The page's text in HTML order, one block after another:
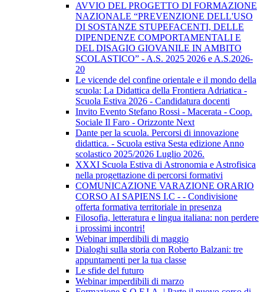
AVVIO DEL PROGETTO DI FORMAZIONE
NAZIONALE “PREVENZIONE DELL'USO
DI SOSTANZE STUPEFACENTI, DELLE
DIPENDENZE COMPORTAMENTALI E
DEL DISAGIO GIOVANILE IN AMBITO
SCOLASTICO” - A.S. 2025 2026 e A.S.2026-
20
Le vicende del confine orientale e il mondo della
scuola: La Didattica della Frontiera Adriatica -
Scuola Estiva 2026 - Candidatura docenti
Invito Evento Stefano Rossi - Macerata - Coop.
Sociale Il Faro - Orizzonte Next
Dante per la scuola. Percorsi di innovazione
didattica. - Scuola estiva Sesta edizione Anno
scolastico 2025/2026 Luglio 2026.
XXXI Scuola Estiva di Astronomia e Astrofisica
nella progettazione di percorsi formativi
COMUNICAZIONE VARAZIONE ORARIO
CORSO AI SAPIENS I.C - - Condivisione
offerta formativa territoriale in presenza
Filosofia, letteratura e lingua italiana: non perdere
i prossimi incontri!
Webinar imperdibili di maggio
Dialoghi sulla storia con Roberto Balzani: tre
appuntamenti per la tua classe
Le sfide del futuro
Webinar imperdibili di marzo